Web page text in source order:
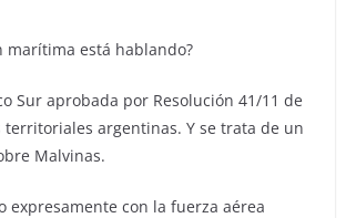
marítima está hablando?
Sur aprobada por Resolución 41/11 de
territoriales argentinas. Y se trata de un
Malvinas.
con la fuerza aérea